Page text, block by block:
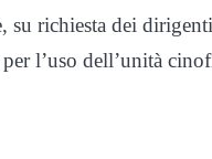
richiesta dei
l’uso dell’unità